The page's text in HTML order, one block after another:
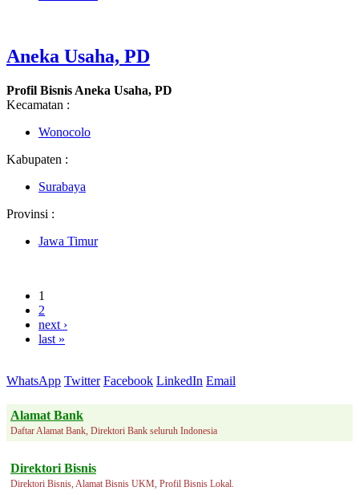
Aneka Usaha, PD
Profil Bisnis Aneka Usaha, PD
Kecamatan :
Wonocolo
Kabupaten :
Surabaya
Provinsi :
Jawa Timur
1
2
next ›
last »
WhatsApp Twitter Facebook LinkedIn Email
Alamat Bank
Daftar Alamat Bank, Direktori Bank seluruh Indonesia
Direktori Bisnis
Direktori Bisnis, Alamat Bisnis UKM, Profil Bisnis Lokal.